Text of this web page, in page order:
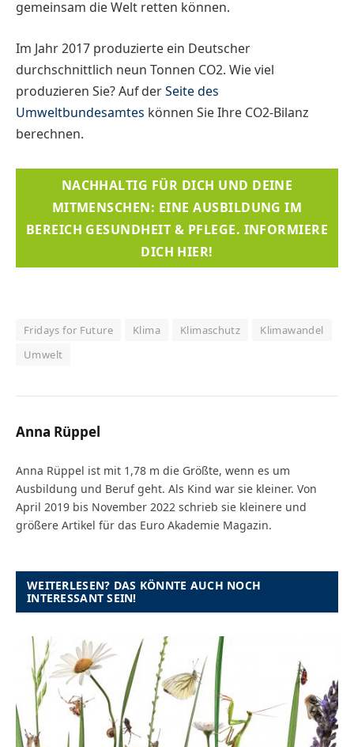
gemeinsam die Welt retten können.
Im Jahr 2017 produzierte ein Deutscher
durchschnittlich neun Tonnen CO2. Wie viel
produzieren Sie? Auf derSeite des
Umweltbundesamtes können Sie Ihre CO2-Bilanz
berechnen.
NACHHALTIG FÜR DICH UND DEINE
MITMENSCHEN: EINE AUSBILDUNG IM
BEREICH GESUNDHEIT & PFLEGE. INFORMIERE
DICH HIER!
Fridays for Future Klima Klimaschutz
Klimawandel
Umwelt
Anna Rüppel
Anna Rüppel ist mit 1,78 m die Größte, wenn es um
Ausbildung und Beruf geht. Als Kind war sie kleiner. Von
April 2019 bis November 2022 schrieb sie kleinere und
größere Artikel für das Euro Akademie Magazin.
WEITERLESEN? DAS KÖNNTE AUCH NOCH
INTERESSANT SEIN!